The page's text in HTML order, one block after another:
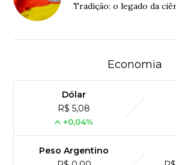
Tradição: o legado da
Economia
Dólar
R$ 5,08
+0,04%
Peso Argentino